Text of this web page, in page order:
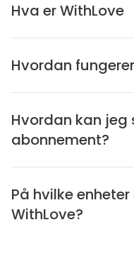
Hva er WithLove
Hvordan
Hvordan kan jeg
abonnement?
På hvilke
WithLove?